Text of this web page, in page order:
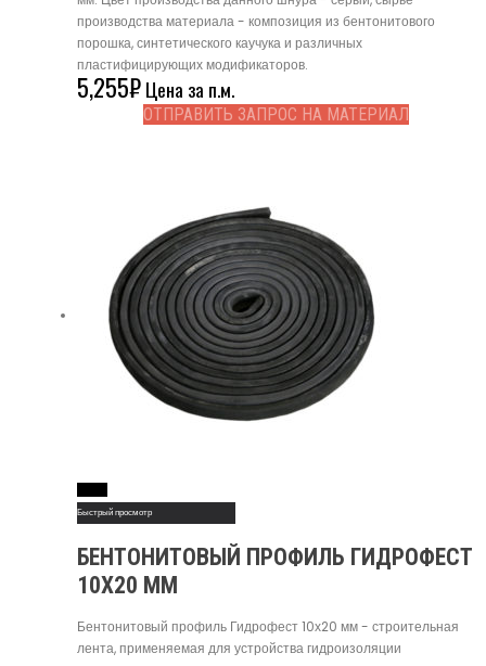
производства материала - композиция из бентонитового
порошка, синтетического каучука и различных
пластифицирующих модификаторов.
5,255₽Цена за п.м.
ОТПРАВИТЬ ЗАПРОС НА МАТЕРИАЛ
Быстрый просмотр
БЕНТОНИТОВЫЙ ПРОФИЛЬ ГИДРОФЕСТ
10Х20 ММ
Бентонитовый профиль Гидрофест 10х20 мм - строительная
лента, применяемая для устройства гидроизоляции